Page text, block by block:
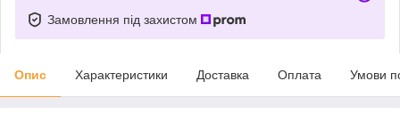
Замовлення під захистом
Опис Характеристики Доставка Оплата Умови